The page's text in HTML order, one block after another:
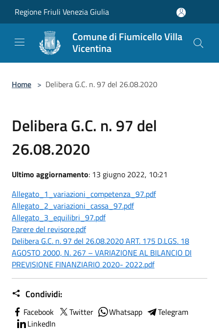
Regione Friuli Venezia Giulia
Comune di Fiumicello Villa
Vicentina
Home > Delibera G.C. n. 97 del 26.08.2020
Delibera G.C. n. 97 del
26.08.2020
Ultimo aggiornamento: 13 giugno 2022, 10:21
Allegato_1_variazioni_competenza_97.pdf
Allegato_2_variazioni_cassa_97.pdf
Allegato_3_equilibri_97.pdf
Parere del revisore.pdf
Delibera G.C. n. 97 del 26.08.2020 ART. 175 D.LGS. 18
AGOSTO 2000, N. 267 – VARIAZIONE AL BILANCIO DI
PREVISIONE FINANZIARIO 2020- 2022.pdf
Condividi:
Facebook Twitter Whatsapp
Telegram
LinkedIn